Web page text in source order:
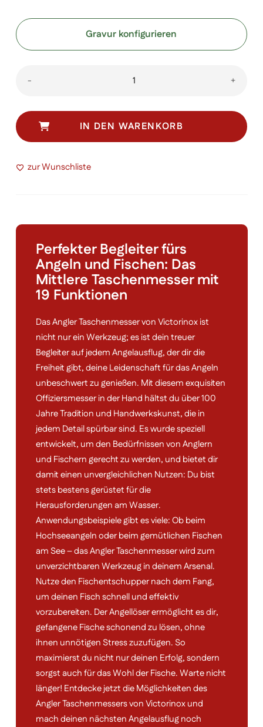
Gravur konfigurieren
- +
IN DEN WARENKORB
zur Wunschliste
Perfekter Begleiter fürs
Angeln und Fischen: Das
Mittlere Taschenmesser mit
19 Funktionen
Das Angler Taschenmesser von Victorinox ist
nicht nur ein Werkzeug; es ist dein treuer
Begleiter auf jedem Angelausflug, der dir die
Freiheit gibt, deine Leidenschaft für das Angeln
unbeschwert zu genießen. Mit diesem exquisiten
Offiziersmesser in der Hand hältst du über 100
Jahre Tradition und Handwerkskunst, die in
jedem Detail spürbar sind. Es wurde speziell
entwickelt, um den Bedürfnissen von Anglern
und Fischern gerecht zu werden, und bietet dir
damit einen unvergleichlichen Nutzen: Du bist
stets bestens gerüstet für die
Herausforderungen am Wasser.
Anwendungsbeispiele gibt es viele: Ob beim
Hochseeangeln oder beim gemütlichen Fischen
am See – das Angler Taschenmesser wird zum
unverzichtbaren Werkzeug in deinem Arsenal.
Nutze den Fischentschupper nach dem Fang,
um deinen Fisch schnell und effektiv
vorzubereiten. Der Angellöser ermöglicht es dir,
gefangene Fische schonend zu lösen, ohne
ihnen unnötigen Stress zuzufügen. So
maximierst du nicht nur deinen Erfolg, sondern
sorgst auch für das Wohl der Fische. Warte nicht
länger! Entdecke jetzt die Möglichkeiten des
Angler Taschenmessers von Victorinox und
mach deinen nächsten Angelausflug noch